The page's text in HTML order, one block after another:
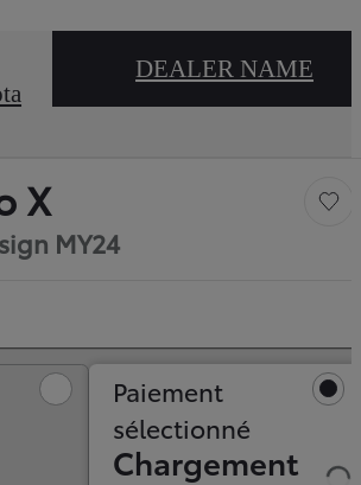
DEALER NAME
X
MY24
Paiement
sélectionné
Chargement